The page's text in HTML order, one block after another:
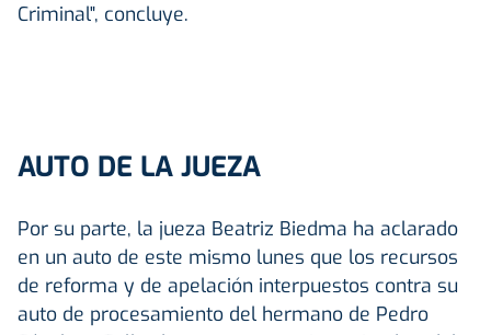
Criminal", concluye.
AUTO DE LA JUEZA
Por su parte, la jueza Beatriz Biedma ha aclarado
en un auto de este mismo lunes que los recursos
de reforma y de apelación interpuestos contra su
auto de procesamiento del hermano de Pedro